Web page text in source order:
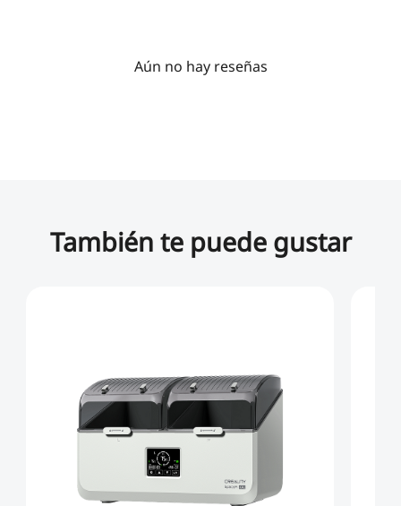
Aún no hay reseñas
También te puede gustar